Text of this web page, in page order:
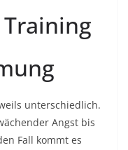
unterschiedlich.
Angst bis
Fall kommt es